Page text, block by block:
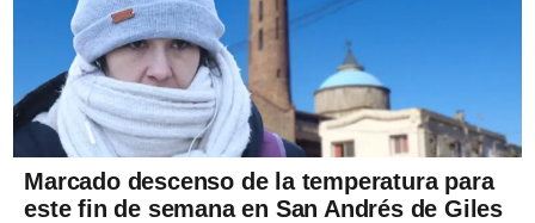
Marcado descenso de la temperatura para
este fin de semana en San Andrés de Giles